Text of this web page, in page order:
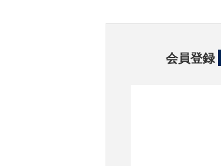
会員登録